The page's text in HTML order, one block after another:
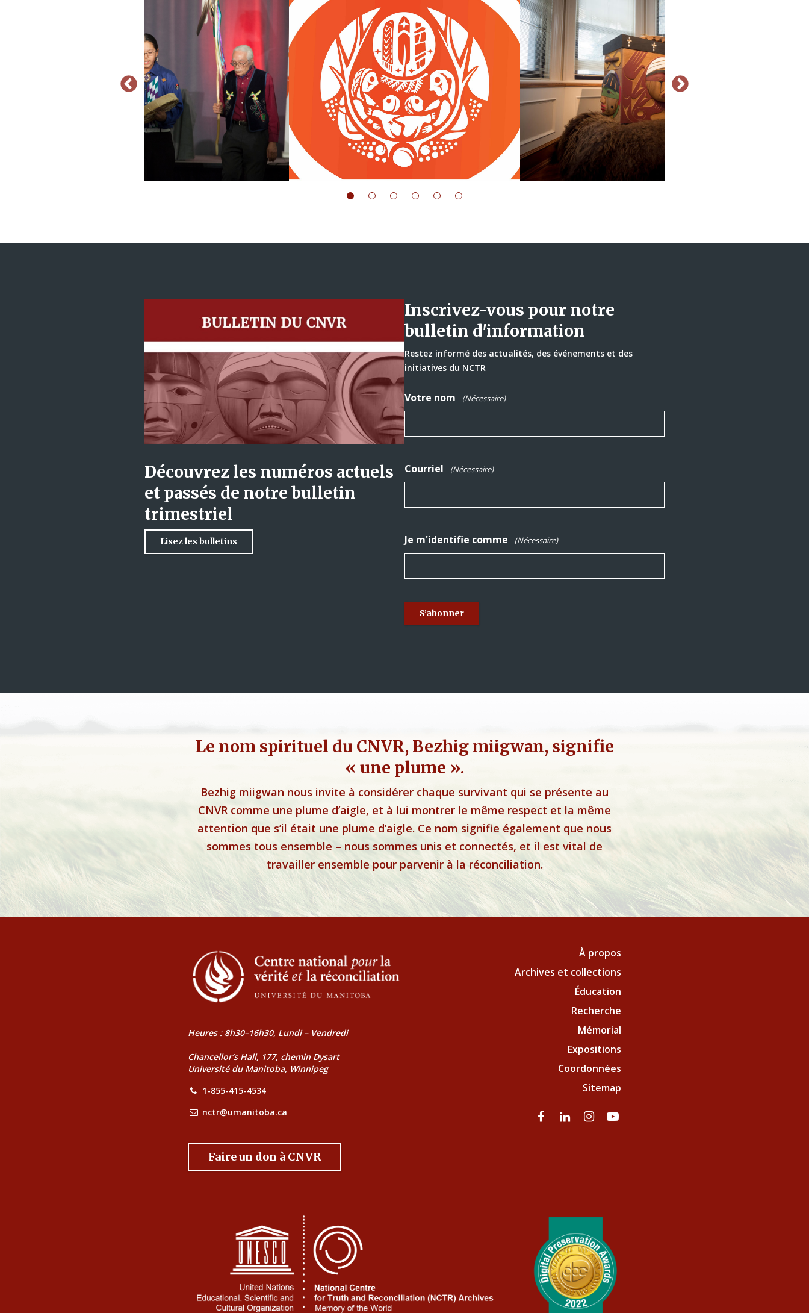
Découvrez les numéros actuels
et passés de notre bulletin
trimestriel
Lisez les bulletins
Inscrivez-vous pour notre
bulletin d'information
Restez informé des actualités, des événements et des
initiatives du NCTR
Votre nom (Nécessaire)
Courriel (Nécessaire)
Je m'identifie comme (Nécessaire)
Le nom spirituel du CNVR, Bezhig miigwan, signifie
« une plume ».
Bezhig miigwan nous invite à considérer chaque survivant qui se présente au
CNVR comme une plume d’aigle, et à lui montrer le même respect et la même
attention que s’il était une plume d’aigle. Ce nom signifie également que nous
sommes tous ensemble – nous sommes unis et connectés, et il est vital de
travailler ensemble pour parvenir à la réconciliation.
Heures : 8h30–16h30, Lundi – Vendredi
Chancellor’s Hall, 177, chemin Dysart
Université du Manitoba, Winnipeg
1-855-415-4534
nctr@umanitoba.ca
Faire un don à CNVR
À propos
Archives et collections
Éducation
Recherche
Mémorial
Expositions
Coordonnées
Sitemap